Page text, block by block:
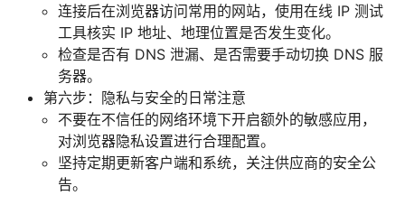
连接后在浏览器访问常用的网站，使用在线 IP 测试
工具核实 IP 地址、地理位置是否发生变化。
检查是否有 DNS 泄漏、是否需要手动切换 DNS 服
务器。
第六步：隐私与安全的日常注意
不要在不信任的网络环境下开启额外的敏感应用，
对浏览器隐私设置进行合理配置。
坚持定期更新客户端和系统，关注供应商的安全公
告。